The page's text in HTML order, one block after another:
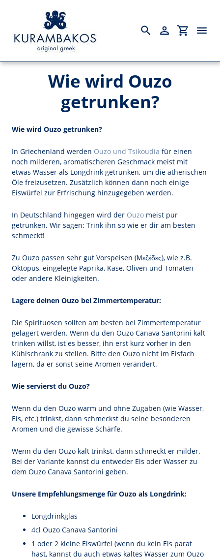
Direkt
SuchenEinloggen
Wissenswertes
Über uns
Wie wird Ouzo
getrunken?
Wie wird Ouzo getrunken?
In Griechenland werden Ouzo und Tsikoudia für einen
noch milderen, aromatischeren Geschmack meist mit
etwas Wasser als Longdrink getrunken, um die ätherischen
Öle freizusetzen. Zusätzlich können dann noch einige
Eiswürfel zur Erfrischung hinzugegeben werden.
In Deutschland hingegen wird der Ouzo meist pur
getrunken. Wir sagen: Trink ihn so wie er dir am besten
schmeckt!
Zu Ouzo passen sehr gut Vorspeisen (Μεζέδες), wie z.B.
Oktopus, eingelegte Paprika, Käse, Oliven und Tomaten
oder andere Kleinigkeiten.
Lagere deinen Ouzo bei Zimmertemperatur:
Die Spirituosen sollten am besten bei Zimmertemperatur
gelagert werden. Wenn du den Ouzo Canava Santorini kalt
trinken willst, ist es besser, ihn erst kurz vorher in den
Kühlschrank zu stellen. Bitte den Ouzo nicht im Eisfach
lagern, da er sonst seine Aromen verändert.
Wie servierst du Ouzo?
Wenn du den Ouzo warm und ohne Zugaben (wie Wasser,
Eis, etc.) trinkst, dann schmeckst du seine besonderen
Aromen und die gewisse Schärfe.
Wenn du den Ouzo kalt trinkst, dann schmeckt er milder.
Bei der Variante kannst du entweder Eis oder Wasser zu
dem Ouzo Canava Santorini geben.
Unsere Empfehlungsmenge für Ouzo als Longdrink:
Longdrinkglas
4cl Ouzo Canava Santorini
1 oder 2 kleine Eiswürfel (wenn du kein Eis parat
hast, kannst du auch etwas kaltes Wasser zum Ouzo